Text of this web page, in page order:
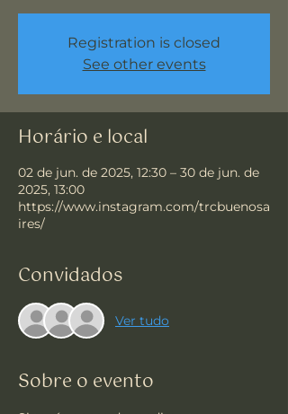
Registration is closed
See other events
Horário e local
02 de jun. de 2025, 12:30 – 30 de jun. de
2025, 13:00
https://www.instagram.com/trcbuenosa
ires/
Convidados
Ver tudo
Sobre o evento